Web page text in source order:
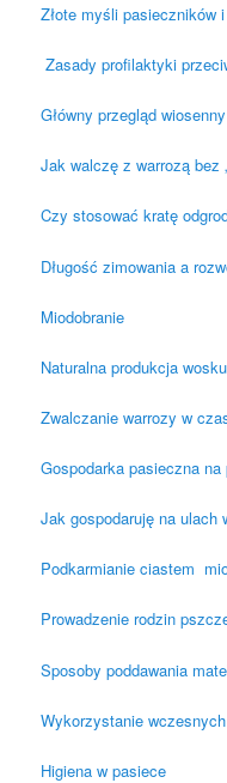
Złote myśli pasieczników
Zasady profilaktyki
Główny przegląd wiosenny
Jak walczę z warrozą bez
Czy stosować kratę
Długość zimowania a
Miodobranie
Naturalna produkcja wosku
Zwalczanie warrozy w
Gospodarka pasieczna na
Jak gospodaruję na ulach
Podkarmianie ciastem
Prowadzenie rodzin
Sposoby poddawania
Wykorzystanie
Higiena w pasiece